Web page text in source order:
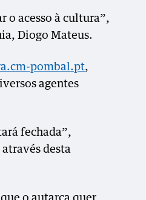
o acesso à cultura”,
Diogo Mateus.
pombal.pt,
agentes
fechada”,
desta